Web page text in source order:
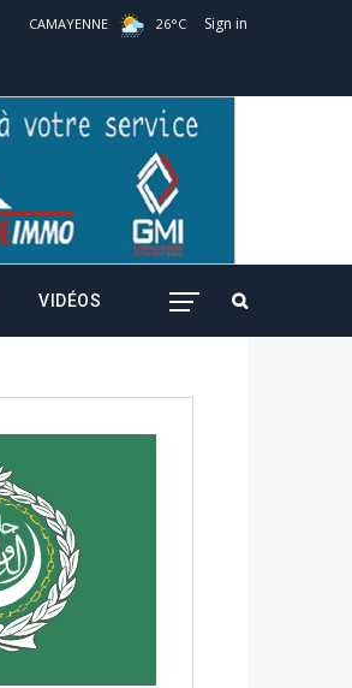
CAMAYENNE 26°C Sign in
VIDÉOS